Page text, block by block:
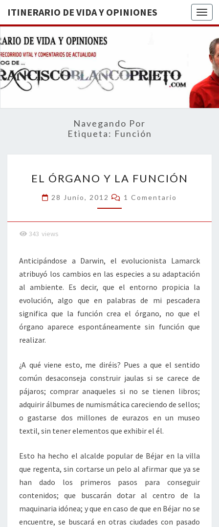
ITINERARIO DE VIDA Y OPINIONES
DE
BREVE
RECORRIDO
VITAL Y
ACTUALIDAD
Navegando Por
Etiqueta: Función
ÓRGANO
Y
LA
FUNCIÓN
EL ÓRGANO Y LA FUNCIÓN
28 Junio, 2012 Comentarios
1 Comentario
343 views
Anticipándose a Darwin, el evolucionista Lamarck
atribuyó los cambios en las especies a su adaptación
al ambiente. Es decir, que el entorno propicia la
evolución, algo que en palabras de mi pescadera
significa que la función crea el órgano, no que el
órgano aparece espontáneamente sin función que
realizar.
¿A qué viene esto, me diréis? Pues a que el sentido
común desaconseja construir jaulas si se carece de
pájaros; comprar anaqueles si no se tienen libros;
adquirir álbumes de numismática careciendo de sellos;
o gastarse dos millones de eurazos en un museo
textil, sin tener elementos que exhibir el él.
Esto ha hecho el alcalde popular de Béjar en la villa
que regenta, sin cortarse un pelo al afirmar que ya se
han dado los primeros pasos para conseguir
contenidos; que buscarán dotar al centro de la
maquinaria idónea; y que en caso de que en Béjar no se
encuentre, se buscará en otras ciudades con pasado